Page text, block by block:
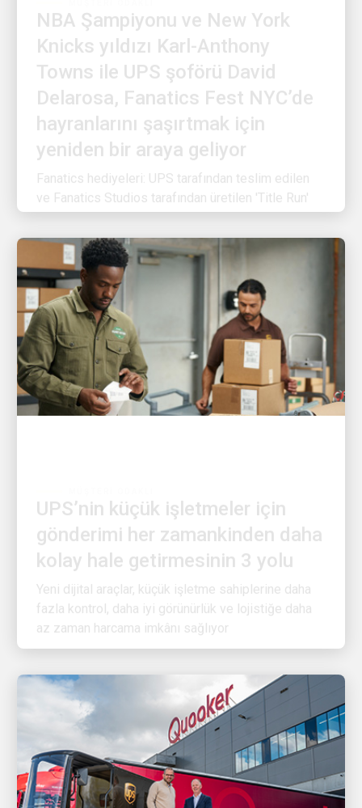
Knicks yıldızı Karl-Anthony
Towns ile UPS şoförü David
Delarosa, Fanatics Fest NYC’de
hayranlarını şaşırtmak için
yeniden bir araya geliyor
Fanatics hediyeleri: UPS tarafından teslim edilen
ve Fanatics Studios tarafından üretilen 'Title Run'
gönderimi her zamankinden daha
kolay hale getirmesinin 3 yolu
Yeni dijital araçlar, küçük işletme sahiplerine daha
fazla kontrol, daha iyi görünürlük ve lojistiğe daha
az zaman harcama imkânı sağlıyor